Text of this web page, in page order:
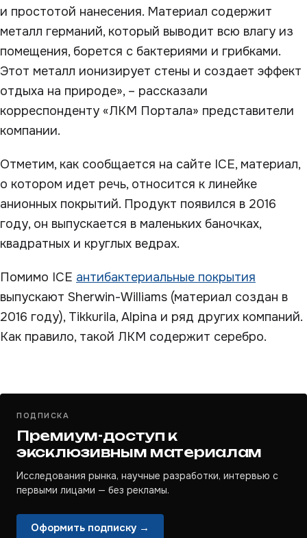
и простотой нанесения. Материал содержит
металл германий, который выводит всю влагу из
помещения, борется с бактериями и грибками.
Этот металл ионизирует стены и создает эффект
отдыха на природе», – рассказали
корреспонденту «ЛКМ Портала» представители
компании.
Отметим, как сообщается на сайте ICE, материал,
о котором идет речь, относится к линейке
анионных покрытий. Продукт появился в 2016
году, он выпускается в маленьких баночках,
квадратных и круглых ведрах.
Помимо ICE антибактериальные покрытия
выпускают Sherwin-Williams (материал создан в
2016 году), Tikkurila, Alpina и ряд других компаний.
Как правило, такой ЛКМ содержит серебро.
ПОДПИСКА
Премиум-доступ к
эксклюзивным материалам
Исследования рынка, научные разработки, интервью с
первыми лицами — без рекламы.
Оформить подписку →